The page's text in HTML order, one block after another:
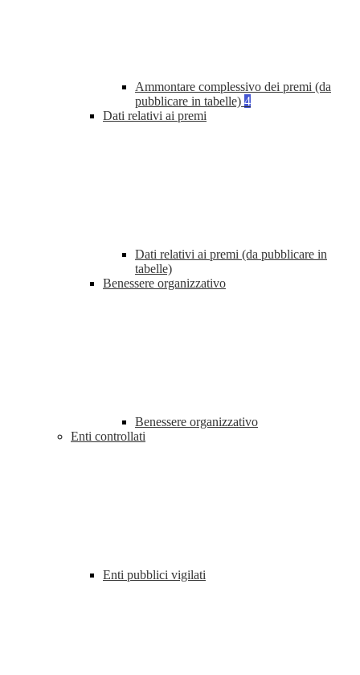
Ammontare complessivo dei premi (da
pubblicare in tabelle) 4
Dati relativi ai premi
Dati relativi ai premi (da pubblicare in
tabelle)
Benessere organizzativo
Benessere organizzativo
Enti controllati
Enti pubblici vigilati